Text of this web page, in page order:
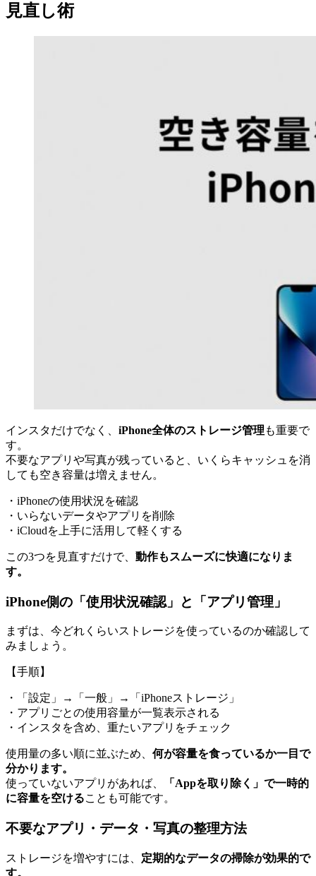
見直し術
インスタだけでなく、 iPhone全体のストレージ管理 も重要で
す。
不要なアプリや写真が残っていると、いくらキャッシュを消
しても空き容量は増えません。
・iPhoneの使用状況を確認
・いらないデータやアプリを削除
・iCloudを上手に活用して軽くする
この3つを見直すだけで、 動作もスムーズに快適になりま
す。
iPhone側の「使用状況確認」と「アプリ管理」
まずは、今どれくらいストレージを使っているのか確認して
みましょう。
【手順】
・「設定」→「一般」→「iPhoneストレージ」
・アプリごとの使用容量が一覧表示される
・インスタを含め、重たいアプリをチェック
使用量の多い順に並ぶため、 何が容量を食っているか一目で
分かります。
使っていないアプリがあれば、
「Appを取り除く」で一時的
に容量を空けることも可能です。
不要なアプリ・データ・写真の整理方法
ストレージを増やすには、 定期的なデータの掃除が効果的で
す。